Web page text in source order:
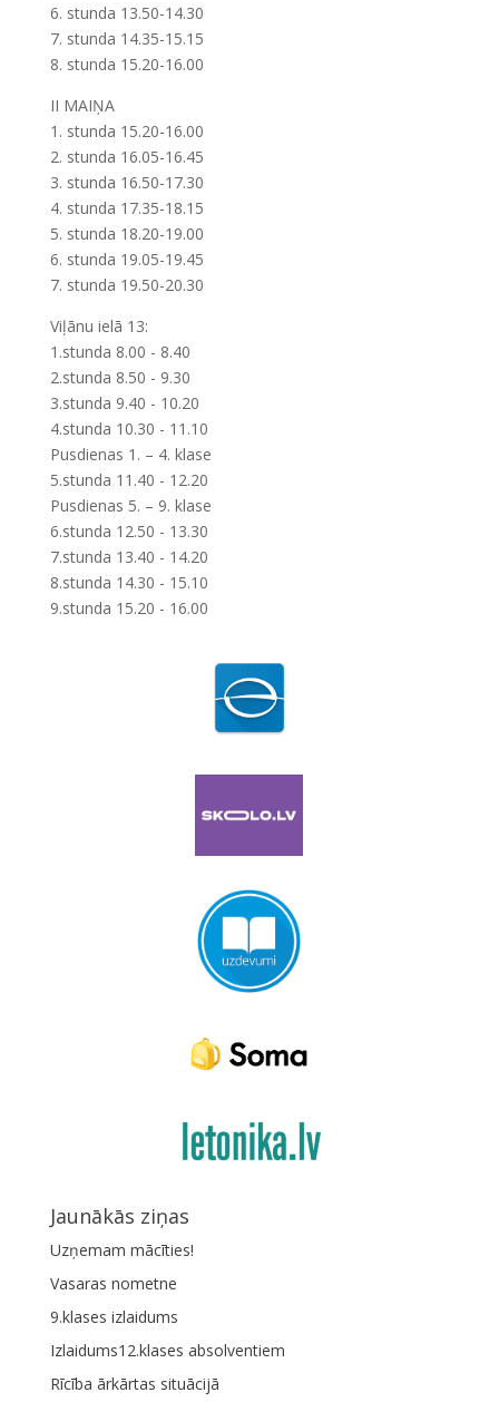
6. stunda 13.50-14.30
7. stunda 14.35-15.15
8. stunda 15.20-16.00
II MAIŅA
1. stunda 15.20-16.00
2. stunda 16.05-16.45
3. stunda 16.50-17.30
4. stunda 17.35-18.15
5. stunda 18.20-19.00
6. stunda 19.05-19.45
7. stunda 19.50-20.30
Viļānu ielā 13:
1.stunda 8.00 - 8.40
2.stunda 8.50 - 9.30
3.stunda 9.40 - 10.20
4.stunda 10.30 - 11.10
Pusdienas 1. – 4. klase
5.stunda 11.40 - 12.20
Pusdienas 5. – 9. klase
6.stunda 12.50 - 13.30
7.stunda 13.40 - 14.20
8.stunda 14.30 - 15.10
9.stunda 15.20 - 16.00
Jaunākās ziņas
Uzņemam mācīties!
Vasaras nometne
9.klases izlaidums
Izlaidums12.klases absolventiem
Rīcība ārkārtas situācijā